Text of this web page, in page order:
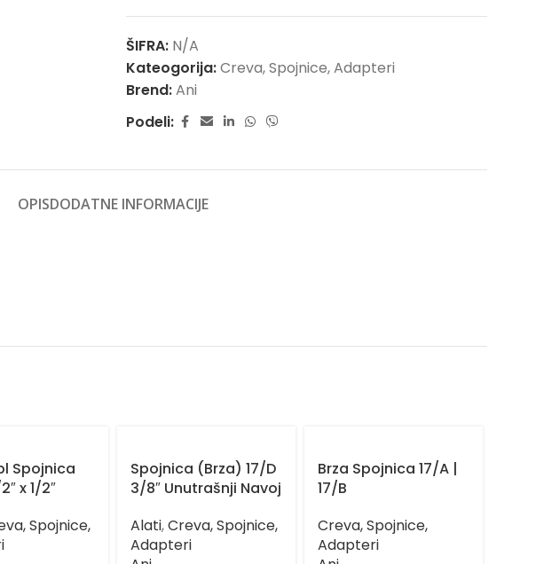
ŠIFRA: N/A
Kateogorija:Creva, Spojnice, Adapteri
Brend:Ani
Podeli:
OPISDODATNE INFORMACIJE
Spojnica
x 1/2″
Spojnice,
Spojnica (Brza) 17/D
3/8″ Unutrašnji Navoj
Alati,Creva, Spojnice,
Adapteri
Brza Spojnica 17/A |
17/B
Creva, Spojnice,
Adapteri